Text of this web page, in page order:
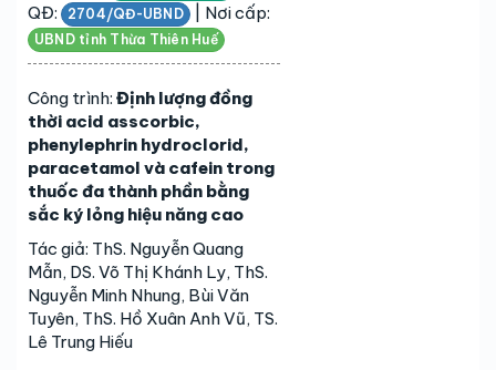
QĐ:
2704/QĐ-UBND | Nơi cấp:
UBND tỉnh Thừa Thiên Huế
Công trình: Định lượng đồng
thời acid asscorbic,
phenylephrin hydroclorid,
paracetamol và cafein trong
thuốc đa thành phần bằng
sắc ký lỏng hiệu năng cao
Tác giả: ThS. Nguyễn Quang
Mẫn, DS. Võ Thị Khánh Ly, ThS.
Nguyễn Minh Nhung, Bùi Văn
Tuyên, ThS. Hồ Xuân Anh Vũ, TS.
Lê Trung Hiếu